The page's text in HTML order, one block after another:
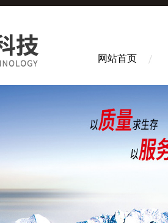
网站首页